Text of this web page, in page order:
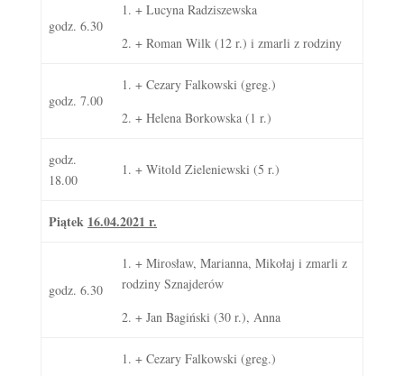
godz. 6.30
1. + Lucyna Radziszewska
2. + Roman Wilk (12 r.) i zmarli z rodziny
godz. 7.00
1. + Cezary Falkowski (greg.)
2. + Helena Borkowska (1 r.)
godz.
18.00
1. + Witold Zieleniewski (5 r.)
Piątek 16.04.2021 r.
godz. 6.30
1. + Mirosław, Marianna, Mikołaj i zmarli z
rodziny Sznajderów
2. + Jan Bagiński (30 r.), Anna
1. + Cezary Falkowski (greg.)